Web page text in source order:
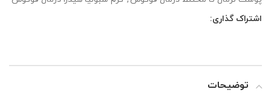
اشتراک گذاری:
توضیحات